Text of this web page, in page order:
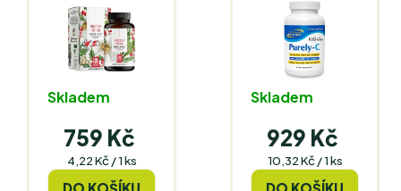
Skladem
759 Kč
Měrná
4,22 Kč / 1 ks
Skladem
929 Kč
Měrná
10,32 Kč / 1 ks